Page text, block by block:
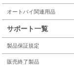
オートバイ関連用品
サポート一覧
製品保証規定
販売終了製品